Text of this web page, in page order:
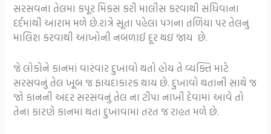
સરસવના તેલમાં કપૂર મિકસ કરી માલીસ કરવાથી સંધિવાના
દર્દમાંથી આરામ મળે છે.રાત્રે સૂતા પહેલા પગના તળિયા પર તેલનુ
માલિશ કરવાથી આંખોની નબળાઈ દૂર થઇ જાય છે.
જે લોકોને કાનમાં વારંવાર દુખાવો થતો હોય તે વ્યક્તિ માટે
સરસવનું તેલ ખૂબ જ ફાયદાકારક થાય છે. દુખાવો થતાની સાથે જ
જો કાનની અંદર સરસવનું તેલ ના ટીપા નાખી દેવામાં આવે તો
તેના કારણે કાનમાં થતા દુખાવામાં તરત જ રાહત મળે છે.